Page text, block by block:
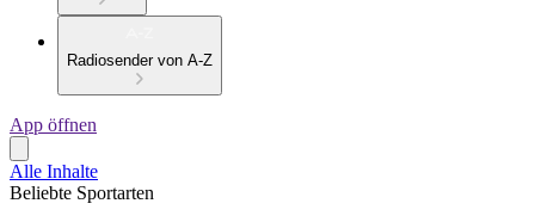
Radiosender von A-Z
App öffnen
Alle Inhalte
Beliebte Sportarten